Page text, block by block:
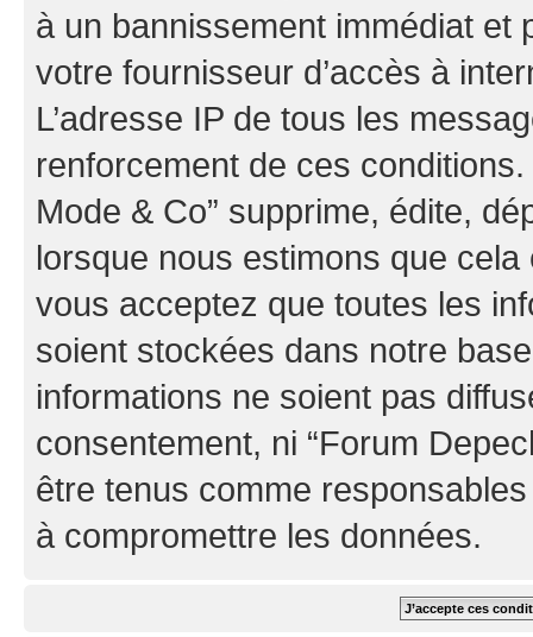
à un bannissement immédiat et
votre fournisseur d’accès à
L’adresse IP de tous les
renforcement de ces
Mode & Co” supprime, édite,
lorsque nous estimons que cela
vous acceptez que toutes les
soient stockées dans notre
informations ne soient pas
consentement, ni “Forum
être tenus comme
à compromettre les données.